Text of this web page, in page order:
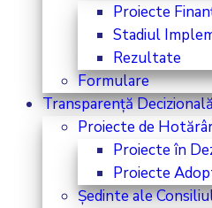
Proiecte
Stadiul
Rezultate
Formulare
Transparență
Proiecte de
Proiecte în
Proiecte
Ședinte ale